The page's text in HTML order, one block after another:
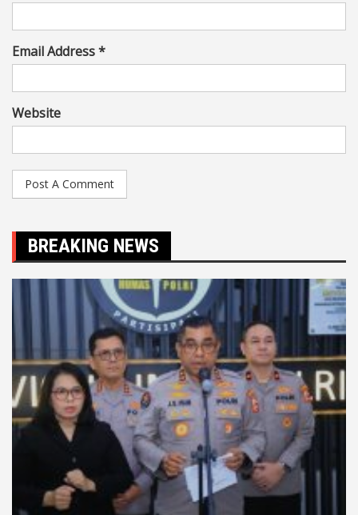
Email Address *
Website
BREAKING NEWS